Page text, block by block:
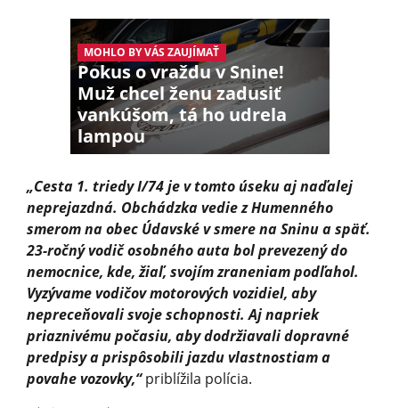
MOHLO BY VÁS ZAUJÍMAŤ
Pokus o vraždu v Snine!
Muž chcel ženu zadusiť
vankúšom, tá ho udrela
lampou
„Cesta 1. triedy I/74 je v tomto úseku aj naďalej
neprejazdná. Obchádzka vedie z Humenného
smerom na obec Údavské v smere na Sninu a späť.
23-ročný vodič osobného auta bol prevezený do
nemocnice, kde, žiaľ, svojím zraneniam podľahol.
Vyzývame vodičov motorových vozidiel, aby
nepreceňovali svoje schopnosti. Aj napriek
priaznivému počasiu, aby dodržiavali dopravné
predpisy a prispôsobili jazdu vlastnostiam a
povahe vozovky,“priblížila polícia.